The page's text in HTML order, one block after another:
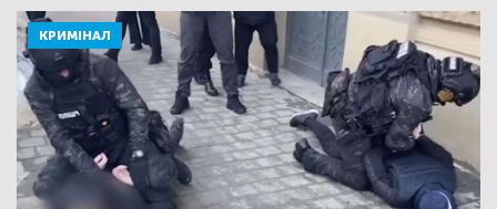
КРИМІНАЛ